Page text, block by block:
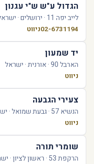
הגדול ע"ש ש"י עגנון
לייב יפה 11 · ירושלים · ישראל
02-6731194ניווט
יד שמעון
הארבל 90 · אורנית · ישראל
ניווט
צעירי הגבעה
הנשיא 57 · גבעת שמואל · ישראל
ניווט
שומרי תורה
הרקפת 53 · ראשון לציון · ישראל